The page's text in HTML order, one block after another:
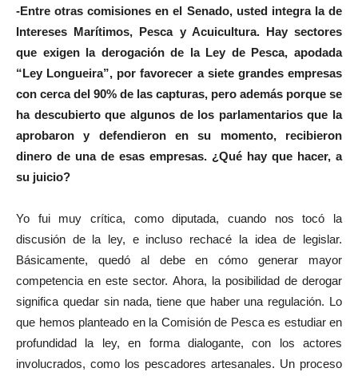
-Entre otras comisiones en el Senado, usted integra la de
Intereses Marítimos, Pesca y Acuicultura. Hay sectores
que exigen la derogación de la Ley de Pesca, apodada
“Ley Longueira”, por favorecer a siete grandes empresas
con cerca del 90% de las capturas, pero además porque se
ha descubierto que algunos de los parlamentarios que la
aprobaron y defendieron en su momento, recibieron
dinero de una de esas empresas. ¿Qué hay que hacer, a
su juicio?
Yo fui muy crítica, como diputada, cuando nos tocó la
discusión de la ley, e incluso rechacé la idea de legislar.
Básicamente, quedó al debe en cómo generar mayor
competencia en este sector. Ahora, la posibilidad de derogar
significa quedar sin nada, tiene que haber una regulación. Lo
que hemos planteado en la Comisión de Pesca es estudiar en
profundidad la ley, en forma dialogante, con los actores
involucrados, como los pescadores artesanales. Un proceso